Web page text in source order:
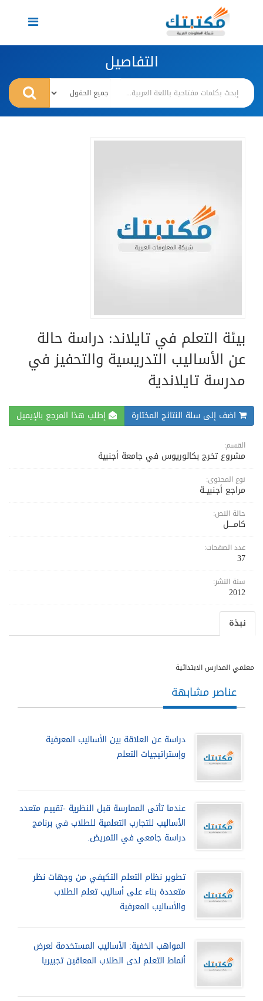
Toggle
navigation
التفاصيل
بيئة التعلم في تايلاند: دراسة حالة
عن الأساليب التدريسية والتحفيز في
مدرسة تايلاندية
اضف إلى سلة النتائج المختارة إطلب هذا المرجع بالإيميل
القسم:
مشروع تخرج بكالوريوس في جامعة أجنبية
نوع المحتوى:
مراجع أجنبيــة
حالة النص:
كامــــل
عدد الصفحات:
37
سنة النشر:
2012
نبذة
معلمي المدارس الابتدائية
عناصر مشابهة
دراسة عن العلاقة بين الأساليب المعرفية
وإستراتيجيات التعلم
عندما تأتى الممارسة قبل النظرية -تقييم متعدد
الأساليب للتجارب التعلمية للطلاب في برنامج
دراسة جامعي في التمريض.
تطوير نظام التعلم التكيفي من وجهات نظر
متعددة بناء على أساليب تعلم الطلاب
والأساليب المعرفية
المواهب الخفية: الأساليب المستخدمة لعرض
أنماط التعلم لدى الطلاب المعاقين تجبيريا